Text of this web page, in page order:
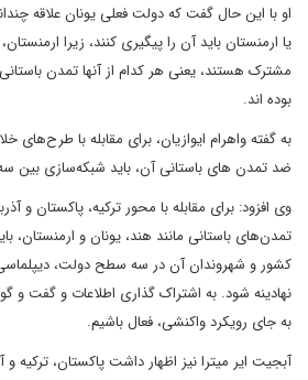
او با این حال گفت که دولت فعلی یونان علاقه
یا ارمنستان باید آن را پیگیری کنند، زیرا
مشترک هستند، یعنی هر کدام از آنها تمدن باستانی
بوده اند.
به گفته واهرام ایوازیان، برای مقابله با
ضد تمدن های باستانی آن، باید شبکه‌سازی بین
وی افزود: برای مقابله با محور ترکیه، پاکستان و
تمدن‌های باستانی مانند هند، یونان و ارمنستان،
کشور و شهروندان آن در سه سطح دولت،
نهادینه شود. به اشتراک گذاری اطلاعات و گفت و
به جای رویکرد واکنشی، فعال باشیم.
آبجیت ایر میترا نیز اظهار داشت پاکستان، ترکیه و